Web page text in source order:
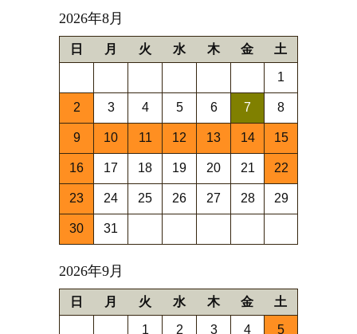
2026年8月
日 月 火 水 木 金 土
1
2 3 4 5 6 7 8
9 10 11 12 13 14 15
16 17 18 19 20 21 22
23 24 25 26 27 28 29
30 31
2026年9月
日 月 火 水 木 金 土
1 2 3 4 5